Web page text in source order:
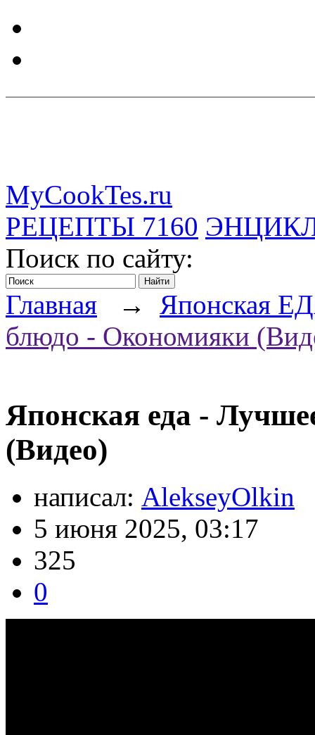
MyCookTes.ru
РЕЦЕПТЫ 7160
Поиск по сайту:
Главная → Японская
блюдо - Окономияки
Японская еда -
(Видео)
написал: AlekseyOlkin
5 июня 2025, 03:17
325
0